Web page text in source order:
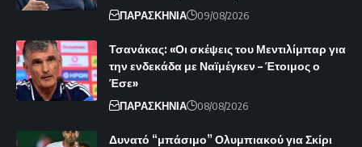
ΠΑΡΑΣΚΗΝΙΑ 09/08/2026
Τσανάκας: «Οι σκέψεις του Μεντιλίμπαρ για
την ενδεκάδα με Ναϊμέγκεν – Έτοιμος ο
Έσε»
ΠΑΡΑΣΚΗΝΙΑ 08/08/2026
Δυνατό “μπάσιμο” Ολυμπιακού για Σκίρι